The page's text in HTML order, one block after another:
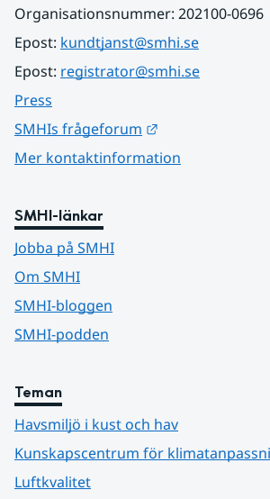
Organisationsnummer: 202100-0696
Epost: kundtjanst@smhi.se
Epost: registrator@smhi.se
Press
SMHIs frågeforum
Mer kontaktinformation
SMHI-länkar
Jobba på SMHI
Om SMHI
SMHI-bloggen
SMHI-podden
Teman
Havsmiljö i kust och hav
Kunskapscentrum för
Luftkvalitet